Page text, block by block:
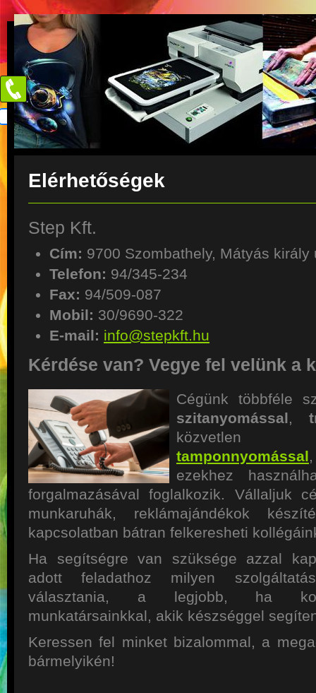
Elérhetőségek
Step Kft.
Cím: 9700 Szombathely, Mátyás király
Telefon: 94/345-234
Fax: 94/509-087
Mobil: 30/9690-322
E-mail: info@stepkft.hu
Kérdése van? Vegye fel velünk a
Cégünk többféle
szitanyomással,
tamponnyomással
ezekhez
forgalmazásával foglalkozik. Vállaljuk
munkaruhák, reklámajándékok
kapcsolatban bátran felkeresheti
Ha segítségre van szüksége azzal
adott feladathoz milyen
választania, a legjobb, ha
munkatársainkkal, akik készséggel
Keressen fel minket bizalommal, a
bármelyikén!